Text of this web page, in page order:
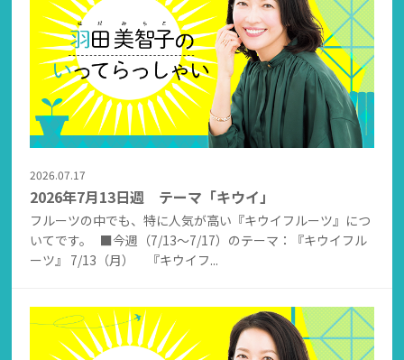
2026.07.17
2026年7月13日週 テーマ「キウイ」
フルーツの中でも、特に人気が高い『キウイフルーツ』につ
いてです。 ■今週（7/13～7/17）のテーマ：『キウイフル
ーツ』 7/13（月） 『キウイフ...